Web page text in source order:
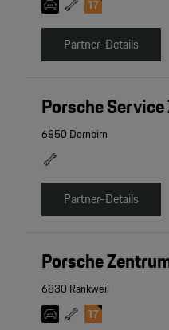
Partner-Details
Porsche
6850 Dornbirn
Partner-Details
Porsche
6830 Rankweil